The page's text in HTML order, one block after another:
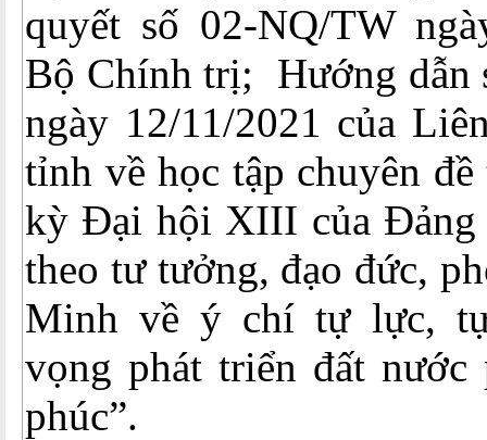
quyết số 02-NQ/TW
Bộ Chính trị; Hướng
ngày 12/11/2021 của
tỉnh về học tập chuyên
kỳ Đại hội XIII của Đảng
theo tư tưởng, đạo đức,
Minh về ý chí tự lực,
vọng phát triển đất nước
phúc”.